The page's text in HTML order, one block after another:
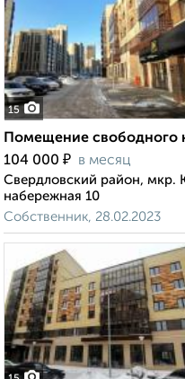
15
Помещение свободного
104 000 ₽ в месяц
Свердловский район,
набережная 10
Собственник, 28.02.2023